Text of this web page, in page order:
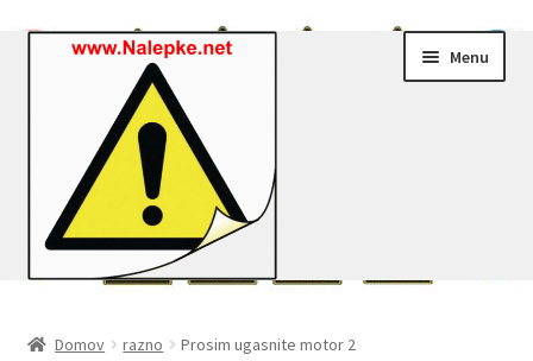
Menu
Domov razno Prosim ugasnite motor 2